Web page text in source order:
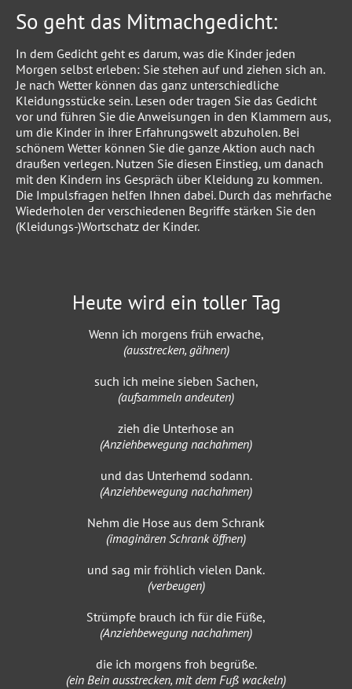
So geht das Mitmachgedicht:
In dem Gedicht geht es darum, was die Kinder jeden
Morgen selbst erleben: Sie stehen auf und ziehen sich an.
Je nach Wetter können das ganz unterschiedliche
Kleidungsstücke sein. Lesen oder tragen Sie das Gedicht
vor und führen Sie die Anweisungen in den Klammern aus,
um die Kinder in ihrer Erfahrungswelt abzuholen. Bei
schönem Wetter können Sie die ganze Aktion auch nach
draußen verlegen. Nutzen Sie diesen Einstieg, um danach
mit den Kindern ins Gespräch über Kleidung zu kommen.
Die Impulsfragen helfen Ihnen dabei. Durch das mehrfache
Wiederholen der verschiedenen Begriffe stärken Sie den
(Kleidungs-)Wortschatz der Kinder.
Heute wird ein toller Tag
Wenn ich morgens früh erwache,
(ausstrecken, gähnen)
such ich meine sieben Sachen,
(aufsammeln andeuten)
zieh die Unterhose an
(Anziehbewegung nachahmen)
und das Unterhemd sodann.
(Anziehbewegung nachahmen)
Nehm die Hose aus dem Schrank
(imaginären Schrank öffnen)
und sag mir fröhlich vielen Dank.
(verbeugen)
Strümpfe brauch ich für die Füße,
(Anziehbewegung nachahmen)
die ich morgens froh begrüße.
(ein Bein ausstrecken, mit dem Fuß wackeln)